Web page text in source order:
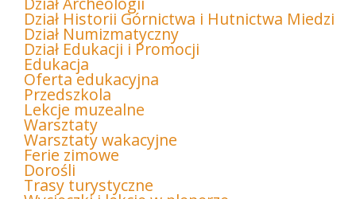
Dział Historii Górnictwa i Hutnictwa Miedzi
Dział Numizmatyczny
Dział Edukacji i Promocji
Edukacja
Oferta edukacyjna
Przedszkola
Lekcje muzealne
Warsztaty
Warsztaty wakacyjne
Ferie zimowe
Dorośli
Trasy turystyczne